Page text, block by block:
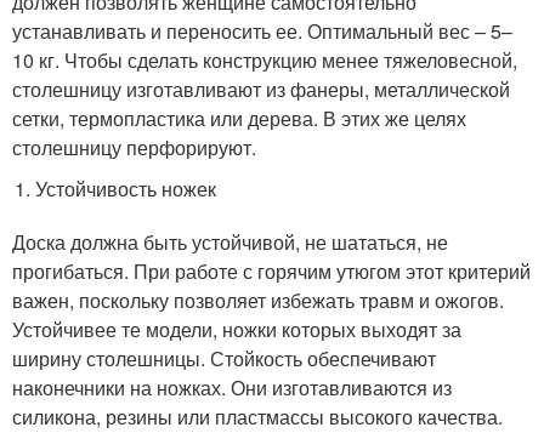
устанавливать и переносить ее. Оптимальный вес – 5–
10 кг. Чтобы сделать конструкцию менее тяжеловесной,
столешницу изготавливают из фанеры, металлической
сетки, термопластика или дерева. В этих же целях
столешницу перфорируют.
Устойчивость ножек
Доска должна быть устойчивой, не шататься, не
прогибаться. При работе с горячим утюгом этот критерий
важен, поскольку позволяет избежать травм и ожогов.
Устойчивее те модели, ножки которых выходят за
ширину столешницы. Стойкость обеспечивают
наконечники на ножках. Они изготавливаются из
силикона, резины или пластмассы высокого качества.